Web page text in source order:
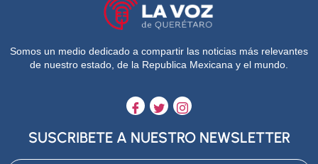
Somos un medio dedicado a compartir las noticias más relevantes
de nuestro estado, de la Republica Mexicana y el mundo.
SUSCRIBETE A NUESTRO NEWSLETTER